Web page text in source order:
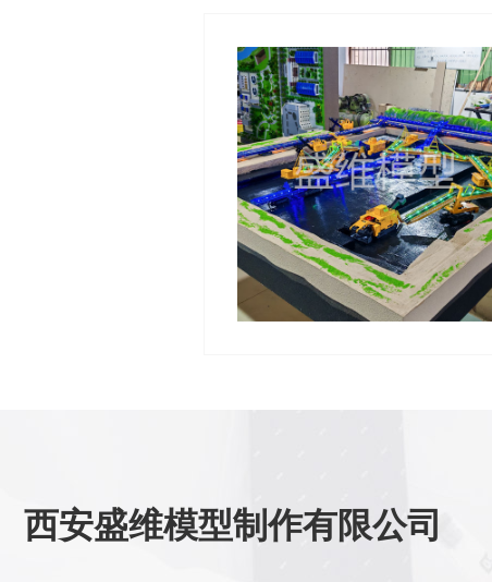
西安盛维模型制作有限公司